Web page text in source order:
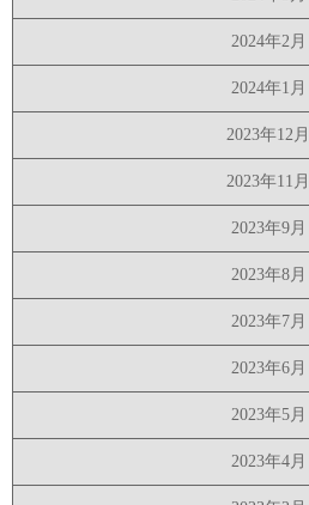
2024年2月
2024年1月
2023年12月
2023年11月
2023年9月
2023年8月
2023年7月
2023年6月
2023年5月
2023年4月